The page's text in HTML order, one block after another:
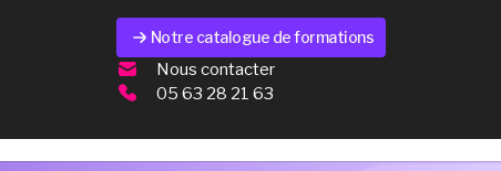
Notre catalogue de formations
Nous contacter
05 63 28 21 63